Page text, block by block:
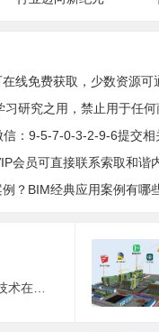
线免费获取，少数资源可
研究之用，禁止用于任何
：9-5-7-0-3-2-9-6提交相
会员可直接联系索取和谐
？BIM经典应用案例有哪